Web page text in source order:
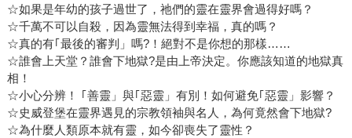
☆如果是年幼的孩子過世了，祂們的靈在靈界會過得好嗎？
☆千萬不可以自殺，因為靈無法得到幸福，真的嗎？
☆真的有｢最後的審判」嗎?！絕對不是你想的那樣……
☆誰會上天堂？誰會下地獄?是由上帝決定。你應該知道的地獄真
相！
☆小心分辨！ ｢善靈」與｢惡靈」有別！如何避免｢惡靈」影響？
☆史威登堡在靈界遇見的宗教領袖與名人，為何竟然會下地獄?
☆為什麼人類原本就有靈，如今卻喪失了靈性？